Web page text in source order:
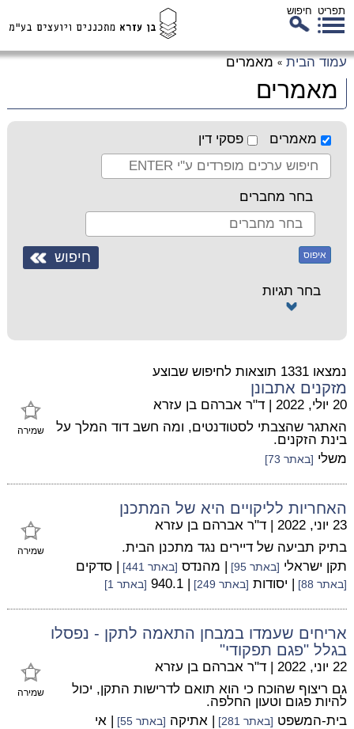
תפריט חיפוש
עמוד הבית » מאמרים
מאמרים
מאמרים פסקי דין
בחר מחברים
איפוס
בחר תגיות
נמצאו 1331 תוצאות לחיפוש שבוצע
מזקנים אתבונן
שמירה
20 יולי, 2022 | ד"ר אברהם בן עזרא
האתגר שהצבתי לסטודנטים, ומה חשב דוד המלך על
בינת הזקנים.
משלי [באתר 73]
האחריות לליקויים היא של המתכנן
שמירה
23 יוני, 2022 | ד"ר אברהם בן עזרא
בתיק תביעה של דיירים נגד מתכנן הבית.
תקן ישראלי [באתר 95] | מהנדס [באתר 441] | סדקים
[באתר 88] | יסודות [באתר 249] | 940.1 [באתר 1]
אריחים שעמדו במבחן התאמה לתקן - נפסלו
בגלל "פגם תפקודי"
שמירה
22 יוני, 2022 | ד"ר אברהם בן עזרא
גם ריצוף שהוכח כי הוא תואם לדרישות התקן, יכול
להיות פגום וטעון החלפה.
בית-המשפט [באתר 281] | אתיקה [באתר 55]
| אי